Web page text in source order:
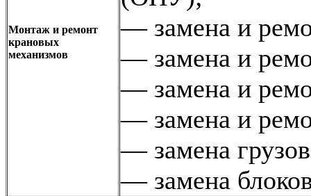
Монтаж и ремонт
крановых
механизмов
— замена и
— замена и
— замена и
— замена и
— замена
— замена